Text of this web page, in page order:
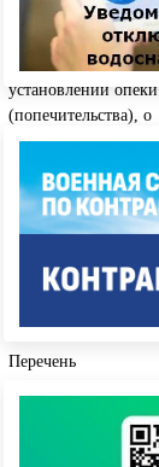
решения органа
опеки и
попечительства об
установлении опеки
(попечительства), о
передаче ребенка на
приемную семью –
на ребенка,
опекой
(попечительством),
Перечень
необходимых для